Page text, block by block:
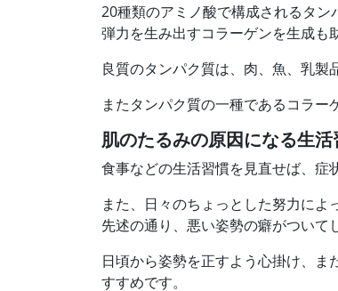
20種類のアミノ酸で構成されるタン
弾力を生み出すコラーゲンを生成も
良質のタンパク質は、肉、魚、乳製
またタンパク質の一種であるコラー
肌のたるみの原因になる生
食事などの生活習慣を見直せば、症
また、日々のちょっとした努力によ
先述の通り、悪い姿勢の癖がついて
日頃から姿勢を正すよう心掛け、
すすめです。